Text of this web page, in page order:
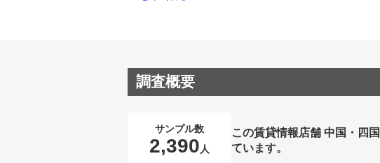
調査概要
サンプル数
2,390 人
この賃貸情報店舗 中国・四
ています。